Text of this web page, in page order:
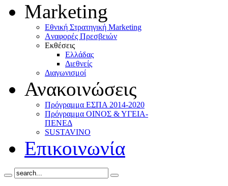
Marketing
Eθνική Στρατηγική Marketing
Aναφορές Πρεσβειών
Eκθέσεις
Eλλάδας
Διεθνείς
Διαγωνισμοί
Ανακοινώσεις
Πρόγραμμα ΕΣΠΑ 2014-2020
Πρόγραμμα ΟΙΝΟΣ & ΥΓΕΙΑ-
ΠΕΝΕΔ
SUSTAVINO
Επικοινωνία